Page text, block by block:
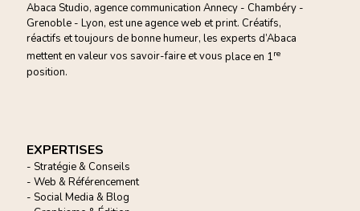
Abaca Studio, agence communication Annecy - Chambéry -
Grenoble - Lyon, est une agence web et print. Créatifs,
réactifs et toujours de bonne humeur, les experts d’Abaca
mettent en valeur vos savoir-faire et vous place en 1re
position.
EXPERTISES
- Stratégie & Conseils
- Web & Référencement
- Social Media & Blog